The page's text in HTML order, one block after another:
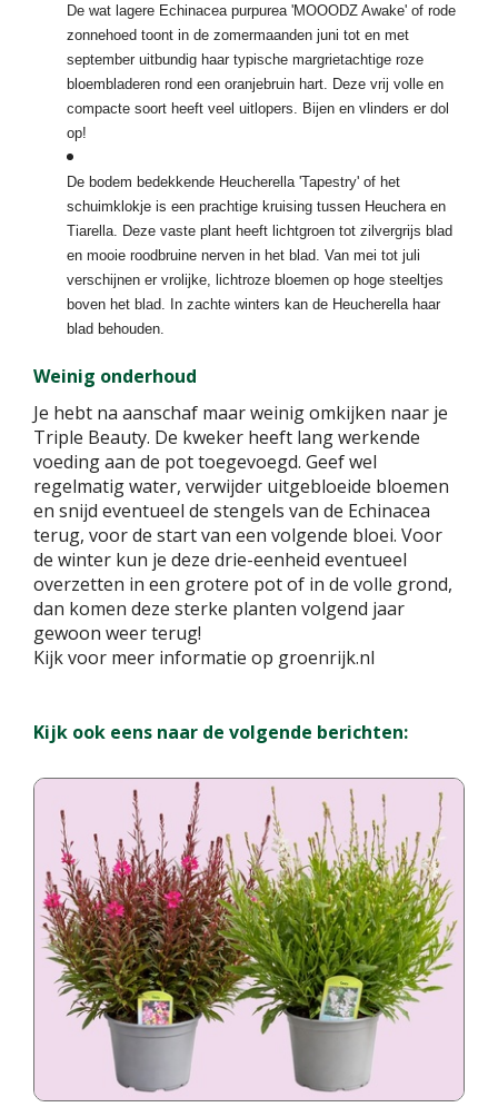
De wat lagere Echinacea purpurea 'MOOODZ Awake' of rode
zonnehoed toont in de zomermaanden juni tot en met
september uitbundig haar typische margrietachtige roze
bloembladeren rond een oranjebruin hart. Deze vrij volle en
compacte soort heeft veel uitlopers. Bijen en vlinders er dol
op!
De bodem bedekkende Heucherella 'Tapestry' of het
schuimklokje is een prachtige kruising tussen Heuchera en
Tiarella. Deze vaste plant heeft lichtgroen tot zilvergrijs blad
en mooie roodbruine nerven in het blad. Van mei tot juli
verschijnen er vrolijke, lichtroze bloemen op hoge steeltjes
boven het blad. In zachte winters kan de Heucherella haar
blad behouden.
Weinig onderhoud
Je hebt na aanschaf maar weinig omkijken naar je
Triple Beauty. De kweker heeft lang werkende
voeding aan de pot toegevoegd. Geef wel
regelmatig water, verwijder uitgebloeide bloemen
en snijd eventueel de stengels van de Echinacea
terug, voor de start van een volgende bloei. Voor
de winter kun je deze drie-eenheid eventueel
overzetten in een grotere pot of in de volle grond,
dan komen deze sterke planten volgend jaar
gewoon weer terug!
Kijk voor meer informatie op groenrijk.nl
Kijk ook eens naar de volgende berichten: